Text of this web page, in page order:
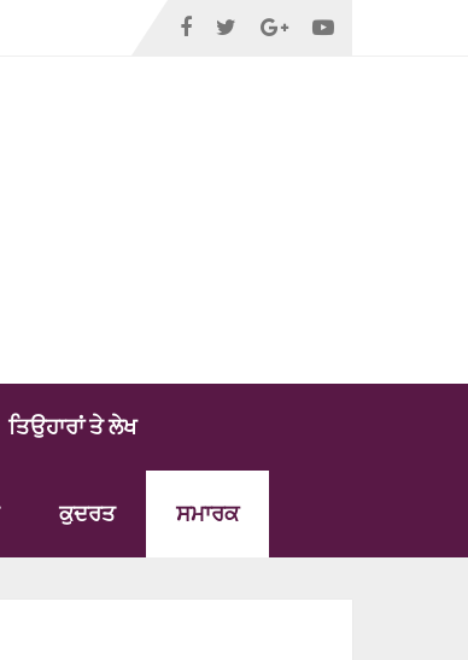
ਤਿਉਹਾਰਾਂ ਤੇ ਲੇਖ
ਕੁਦਰਤ ਸਮਾਰਕ